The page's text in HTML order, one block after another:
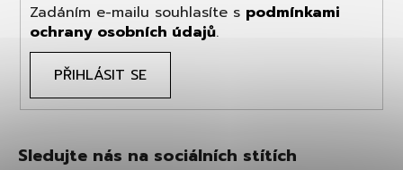
Zadáním e-mailu souhlasíte s podmínkami
ochrany osobních údajů.
PŘIHLÁSIT SE
Sledujte nás na sociálních stítích